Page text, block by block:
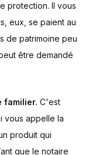
protection. Il vous
eux, se paient au
de patrimoine peu
être demandé
familier. C'est
vous appelle la
produit qui
que le notaire